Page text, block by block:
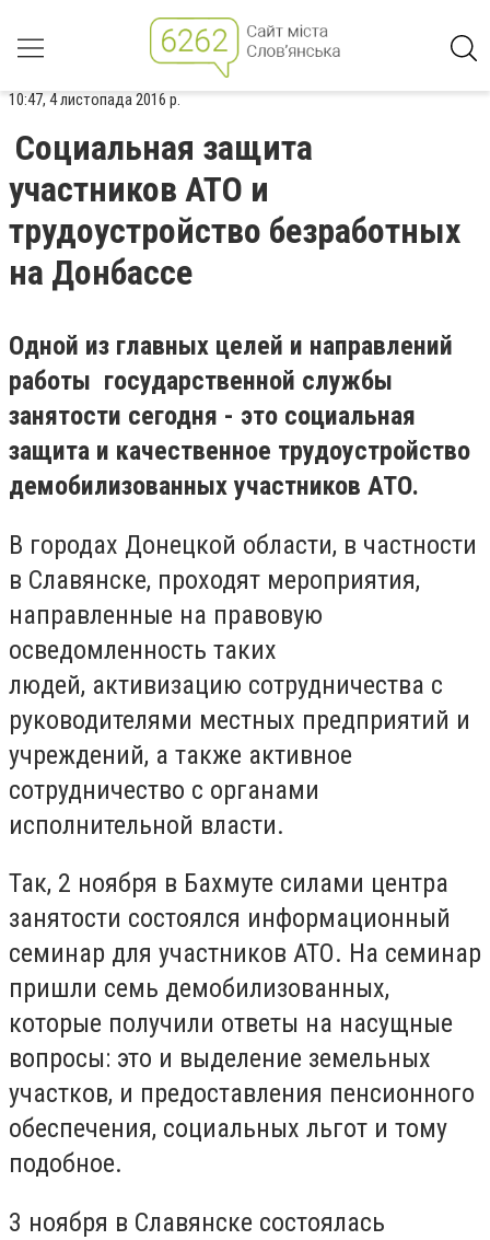
10:47, 4 листопада 2016 р.
Социальная защита
участников АТО и
трудоустройство безработных
на Донбассе
Одной из главных целей и направлений
работы государственной службы
занятости сегодня - это социальная
защита и качественное трудоустройство
демобилизованных участников АТО.
В городах Донецкой области, в частности
в Славянске, проходят мероприятия,
направленные на правовую
осведомленность таких
людей, активизацию сотрудничества с
руководителями местных предприятий и
учреждений, а также активное
сотрудничество с органами
исполнительной власти.
Так, 2 ноября в Бахмуте силами центра
занятости состоялся информационный
семинар для участников АТО. На семинар
пришли семь демобилизованных,
которые получили ответы на насущные
вопросы: это и выделение земельных
участков, и предоставления пенсионного
обеспечения, социальных льгот и тому
подобное.
3 ноября в Славянске состоялась